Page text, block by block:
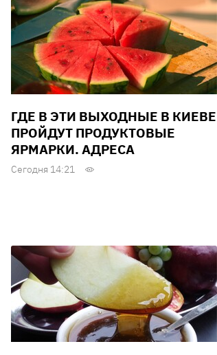
ГДЕ В ЭТИ ВЫХОДНЫЕ В КИЕВЕ
ПРОЙДУТ ПРОДУКТОВЫЕ
ЯРМАРКИ. АДРЕСА
Сегодня 14:21